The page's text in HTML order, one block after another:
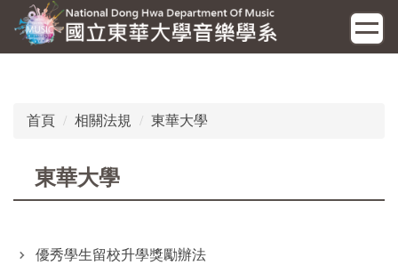
到
主
首頁 相關法規 東華大學
東華大學
優秀學生留校升學獎勵辦法